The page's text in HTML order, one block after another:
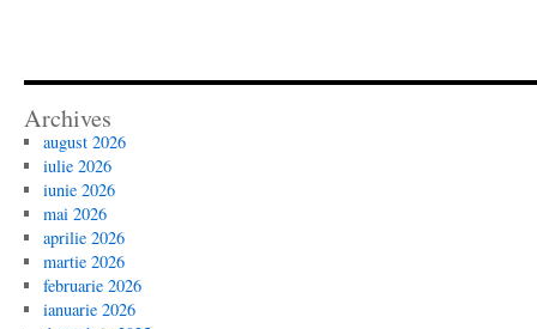
Archives
august 2026
iulie 2026
iunie 2026
mai 2026
aprilie 2026
martie 2026
februarie 2026
ianuarie 2026